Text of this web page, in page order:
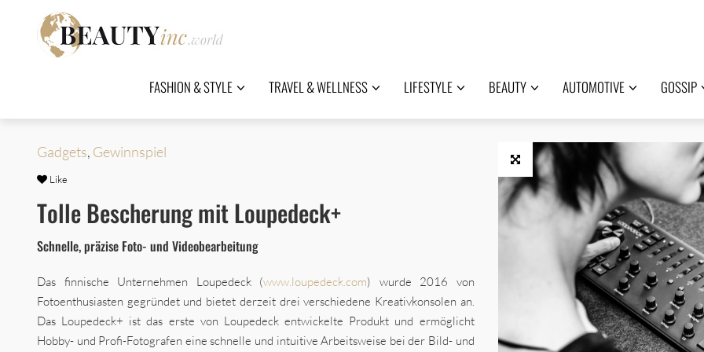
FASHION & STYLE TRAVEL & WELLNESS LIFESTYLE BEAUTY AUTOMOTIVE GOSSIP
Gadgets, Gewinnspiel
Like
Tolle Bescherung mit Loupedeck+
Schnelle, präzise Foto- und Videobearbeitung
Das finnische Unternehmen Loupedeck (www.loupedeck.com) wurde 2016 von
Fotoenthusiasten gegründet und bietet derzeit drei verschiedene Kreativkonsolen an.
Das Loupedeck+ ist das erste von Loupedeck entwickelte Produkt und ermöglicht
Hobby- und Profi-Fotografen eine schnelle und intuitive Arbeitsweise bei der Bild- und